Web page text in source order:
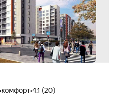
•комфорт•4.1 (20)